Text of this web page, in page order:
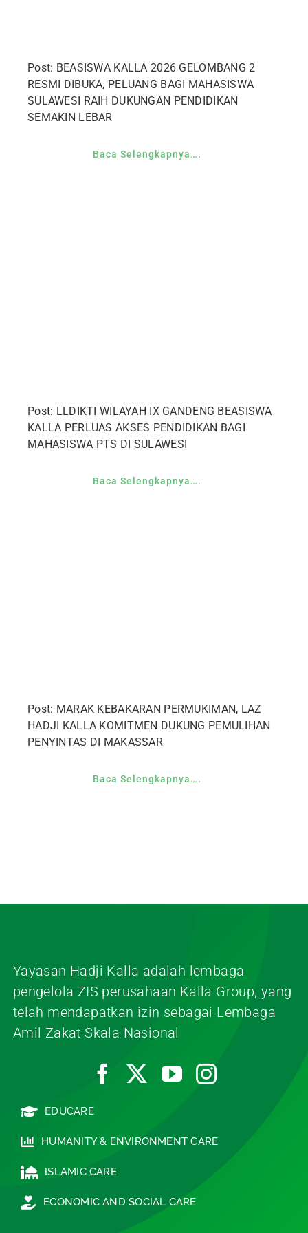
Post: BEASISWA KALLA 2026 GELOMBANG 2
RESMI DIBUKA, PELUANG BAGI MAHASISWA
SULAWESI RAIH DUKUNGAN PENDIDIKAN
SEMAKIN LEBAR
Baca Selengkapnya….
Post: LLDIKTI WILAYAH IX GANDENG BEASISWA
KALLA PERLUAS AKSES PENDIDIKAN BAGI
MAHASISWA PTS DI SULAWESI
Baca Selengkapnya….
Post: MARAK KEBAKARAN PERMUKIMAN, LAZ
HADJI KALLA KOMITMEN DUKUNG PEMULIHAN
PENYINTAS DI MAKASSAR
Baca Selengkapnya….
Yayasan Hadji Kalla adalah lembaga
pengelola ZIS perusahaan Kalla Group, yang
telah mendapatkan izin sebagai Lembaga
Amil Zakat Skala Nasional
EDUCARE
HUMANITY & ENVIRONMENT CARE
ISLAMIC CARE
ECONOMIC AND SOCIAL CARE